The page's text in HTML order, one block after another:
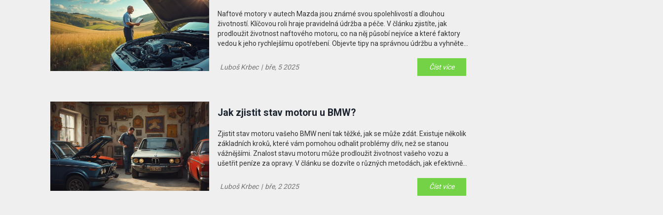
Naftové motory v autech Mazda jsou známé svou spolehlivostí a dlouhou
životností. Klíčovou roli hraje pravidelná údržba a péče. V článku zjistíte, jak
prodloužit životnost naftového motoru, co na něj působí nejvíce a které faktory
vedou k jeho rychlejšímu opotřebení. Objevte tipy na správnou údržbu a vyhněte
Luboš Krbec | bře, 5 2025 Číst více
Jak zjistit stav motoru u BMW?
Zjistit stav motoru vašeho BMW není tak těžké, jak se může zdát. Existuje několik
základních kroků, které vám pomohou odhalit problémy dřív, než se stanou
vážnějšími. Znalost stavu motoru může prodloužit životnost vašeho vozu a
ušetřit peníze za opravy. V článku se dozvíte o různých metodách, jak efektivně
udrží vaše auto v co nejlepší kondici.
Luboš Krbec | bře, 2 2025 Číst více